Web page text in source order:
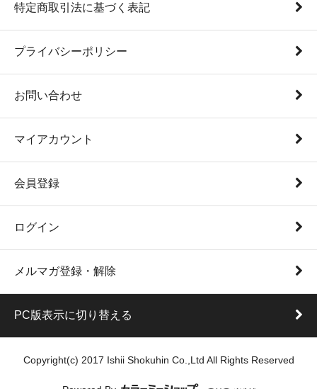
特定商取引法に基づく表記
プライバシーポリシー
お問い合わせ
マイアカウント
会員登録
ログイン
メルマガ登録・解除
PC版表示に切り替える
Copyright(c) 2017 Ishii Shokuhin Co.,Ltd All Rights Reserved